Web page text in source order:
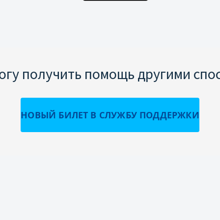
получить помощь другими
НОВЫЙ БИЛЕТ В СЛУЖБУ ПОДДЕРЖКИ